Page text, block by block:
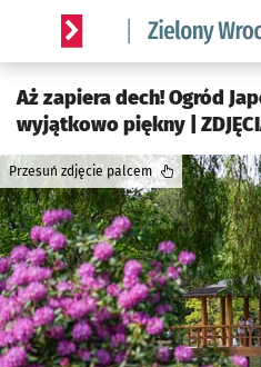
Serwis informacyjny
Aż zapiera dech! Ogród
wyjątkowo piękny |
Przesuń zdjęcie palcem